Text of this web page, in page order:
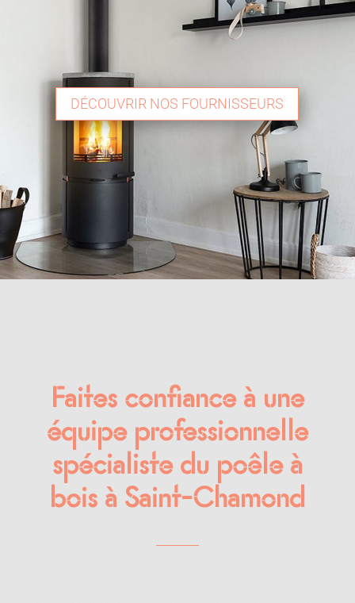
DÉCOUVRIR NOS FOURNISSEURS
Faites confiance à une
équipe professionnelle
spécialiste du poêle à
bois à Saint-Chamond